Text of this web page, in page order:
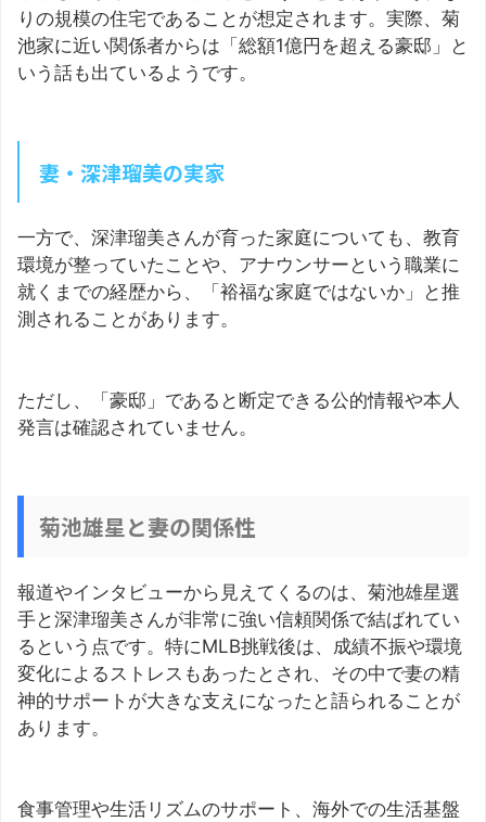
りの規模の住宅であることが想定されます。実際、菊
池家に近い関係者からは「総額1億円を超える豪邸」と
いう話も出ているようです。
妻・深津瑠美の実家
一方で、深津瑠美さんが育った家庭についても、教育
環境が整っていたことや、アナウンサーという職業に
就くまでの経歴から、「裕福な家庭ではないか」と推
測されることがあります。
ただし、「豪邸」であると断定できる公的情報や本人
発言は確認されていません。
菊池雄星と妻の関係性
報道やインタビューから見えてくるのは、菊池雄星選
手と深津瑠美さんが非常に強い信頼関係で結ばれてい
るという点です。特にMLB挑戦後は、成績不振や環境
変化によるストレスもあったとされ、その中で妻の精
神的サポートが大きな支えになったと語られることが
あります。
食事管理や生活リズムのサポート、海外での生活基盤